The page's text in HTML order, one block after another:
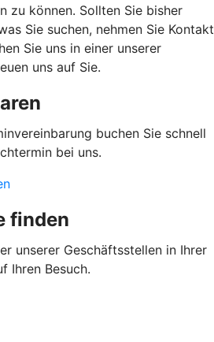
zu können. Sollten Sie bisher
Sie suchen, nehmen Sie Kontakt
Sie uns in einer unserer
uns auf Sie.
buchen Sie schnell
bei uns.
finden
unserer Geschäftsstellen in Ihrer
Ihren Besuch.